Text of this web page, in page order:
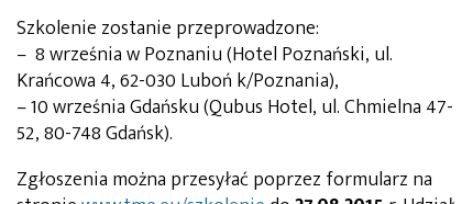
Szkolenie zostanie przeprowadzone:
– 8 września w Poznaniu (Hotel Poznański, ul.
Krańcowa 4, 62-030 Luboń k/Poznania),
– 10 września Gdańsku (Qubus Hotel, ul. Chmielna 47-
52, 80-748 Gdańsk).
Zgłoszenia można przesyłać poprzez formularz na